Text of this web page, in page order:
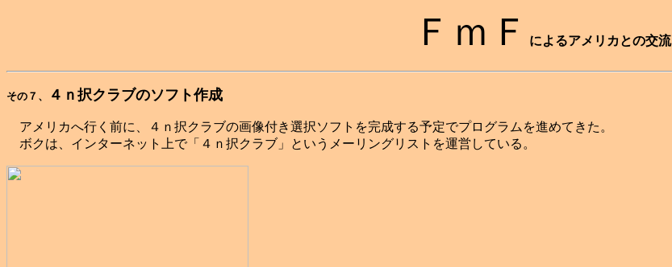
ＦｍＦ によるアメリカとの交流
その７、 ４ｎ択クラブのソフト作成
アメリカへ行く前に、４ｎ択クラブの画像付き選択ソフトを完成する予定でプログラムを進めてきた。
ボクは、インターネット上で「４ｎ択クラブ」というメーリングリストを運営している。